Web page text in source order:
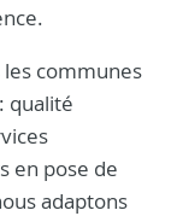
les communes
qualité
en pose de
adaptons